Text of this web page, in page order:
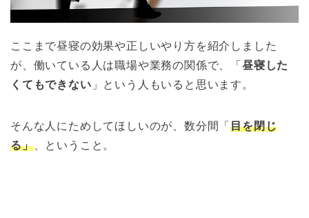
ここまで昼寝の効果や正しいやり方を紹介しました
が、働いている人は職場や業務の関係で、「 昼寝した
くてもできない 」という人もいると思います。
そんな人にためしてほしいのが、数分間「目を閉じ
る」、ということ。